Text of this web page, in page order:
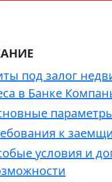
под залог
в Банке
к
условия и